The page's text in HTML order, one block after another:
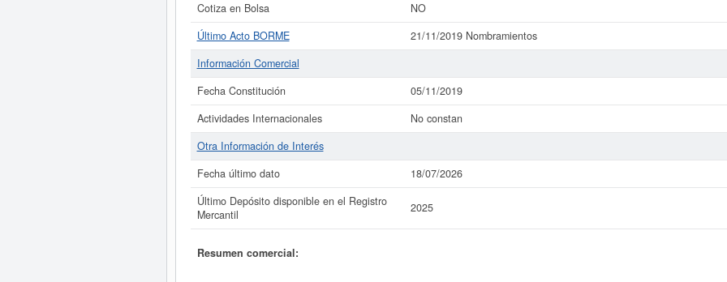
Cotiza en Bolsa
NO
Último Acto BORME
21/11/2019 Nombramientos
Información Comercial
Fecha Constitución
05/11/2019
Actividades Internacionales
No constan
Otra Información de Interés
Fecha último dato
18/07/2026
Último Depósito disponible en el Registro
Mercantil
2025
Resumen comercial: